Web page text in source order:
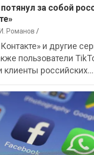
за собой
И. Романов
и другие
пользователи
клиенты российских…